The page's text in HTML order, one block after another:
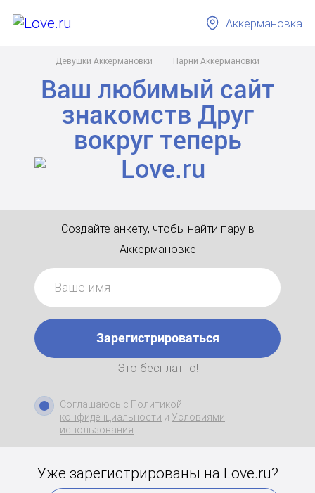
Девушки Аккермановки Парни Аккермановки
Аккермановка
Ваш любимый сайт
знакомств Друг
вокругтеперь
Создайте анкету, чтобы найти пару в
Аккермановке
Зарегистрироваться
Это бесплатно!
Соглашаюсь с Политикой
конфиденциальности и Условиями
использования
Уже зарегистрированы на Love.ru?